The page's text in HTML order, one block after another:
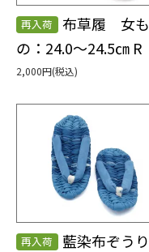
再入荷
布草履 女も
の：24.0～24.5㎝ R
2,000円(税込)
再入荷
藍染布ぞうり